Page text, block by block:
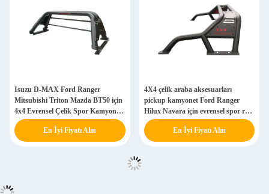
Isuzu D-MAX Ford Ranger
Mitsubishi Triton Mazda BT50 için
4x4 Evrensel Çelik Spor Kamyon
Rulo Bar
En İyi Fiyatı Alın
4X4 çelik araba aksesuarları
pickup kamyonet Ford Ranger
Hilux Navara için evrensel spor rulo
çubuğu
En İyi Fiyatı Alın